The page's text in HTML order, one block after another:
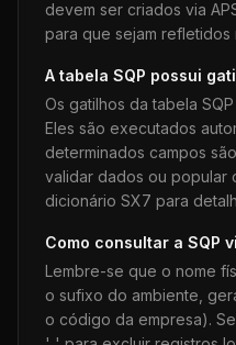
devem ser criados via
para que sejam refletidos
A tabela SQP possui
Os gatilhos da tabela SQP
Eles são executados
determinados campos
validar dados ou popular
dicionário SX7 para
Como consultar a SQP
Lembre-se que o nome
o sufixo do ambiente,
o código da empresa).